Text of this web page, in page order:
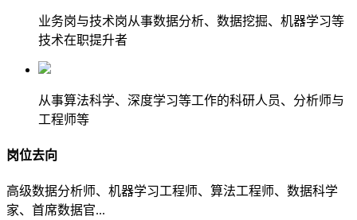
业务岗与技术岗从事数据分析、数据挖掘、机器学习等
技术在职提升者
从事算法科学、深度学习等工作的科研人员、分析师与
工程师等
岗位去向
高级数据分析师、机器学习工程师、算法工程师、数据科学
家、首席数据官...